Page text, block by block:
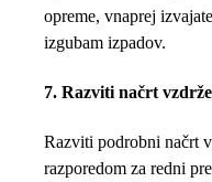
opreme, vnaprej
izgubam izpadov.
7. Razviti načrt
Razviti podrobni načrt
razporedom za redni